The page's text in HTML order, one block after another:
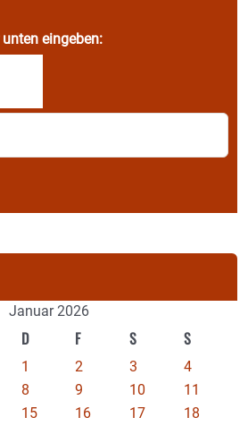
eingeben:
Januar 2026
D F S S
1 2 3
4
8 9 10
11
15 16 17
18